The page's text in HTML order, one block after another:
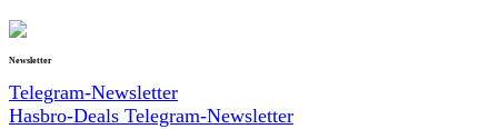
Newsletter
Telegram-Newsletter
Hasbro-Deals Telegram-Newsletter